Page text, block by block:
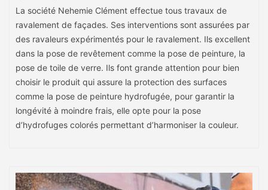
La société Nehemie Clément effectue tous travaux de
ravalement de façades. Ses interventions sont assurées par
des ravaleurs expérimentés pour le ravalement. Ils excellent
dans la pose de revêtement comme la pose de peinture, la
pose de toile de verre. Ils font grande attention pour bien
choisir le produit qui assure la protection des surfaces
comme la pose de peinture hydrofugée, pour garantir la
longévité à moindre frais, elle opte pour la pose
d’hydrofuges colorés permettant d’harmoniser la couleur.